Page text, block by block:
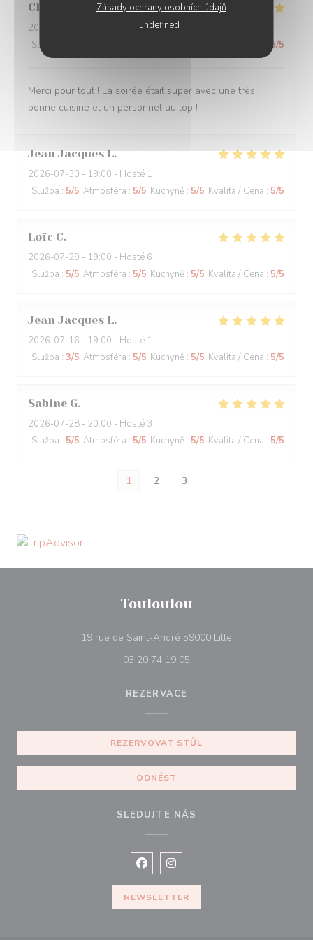
Zásady ochrany osobních údajů
undefined
Claire
2026-07-30
- 20:30 - Hosté 4
Služba
5/5
Merci pour tout ! La soirée était super avec une très
bonne cuisine et un personnel au top !
Jean Jacques L
2026-07-30 - 19:00 - Hosté 1
Služba : 5/5 Atmosféra : 5/5 Kuchyně : 5/5 Kvalita / Cena : 5/5
Loïc C
2026-07-29 - 19:00 - Hosté 6
Služba : 5/5 Atmosféra : 5/5 Kuchyně : 5/5 Kvalita / Cena : 5/5
Jean Jacques L
2026-07-16 - 19:00 - Hosté 1
Služba : 3/5 Atmosféra : 5/5 Kuchyně : 5/5 Kvalita / Cena : 5/5
Sabine G
2026-07-28 - 20:00 - Hosté 3
Služba : 5/5 Atmosféra : 5/5 Kuchyně : 5/5 Kvalita / Cena : 5/5
1 2 3
Touloulou
19 rue de Saint-André 59000 Lille
03 20 74 19 05
REZERVACE
REZERVOVAT STŮL
ODNÉST
SLEDUJTE NÁS
Facebook ((otevře se v novém
Instagram ((otevře se v
NEWSLETTER